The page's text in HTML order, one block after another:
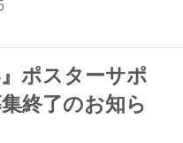
注意事項をご確認いた
時締切（但し、締め切
り次第、締め切らせてい
います）。 ※注意事項※
みいただけませんの
』ポスターサポ
終了のお知ら